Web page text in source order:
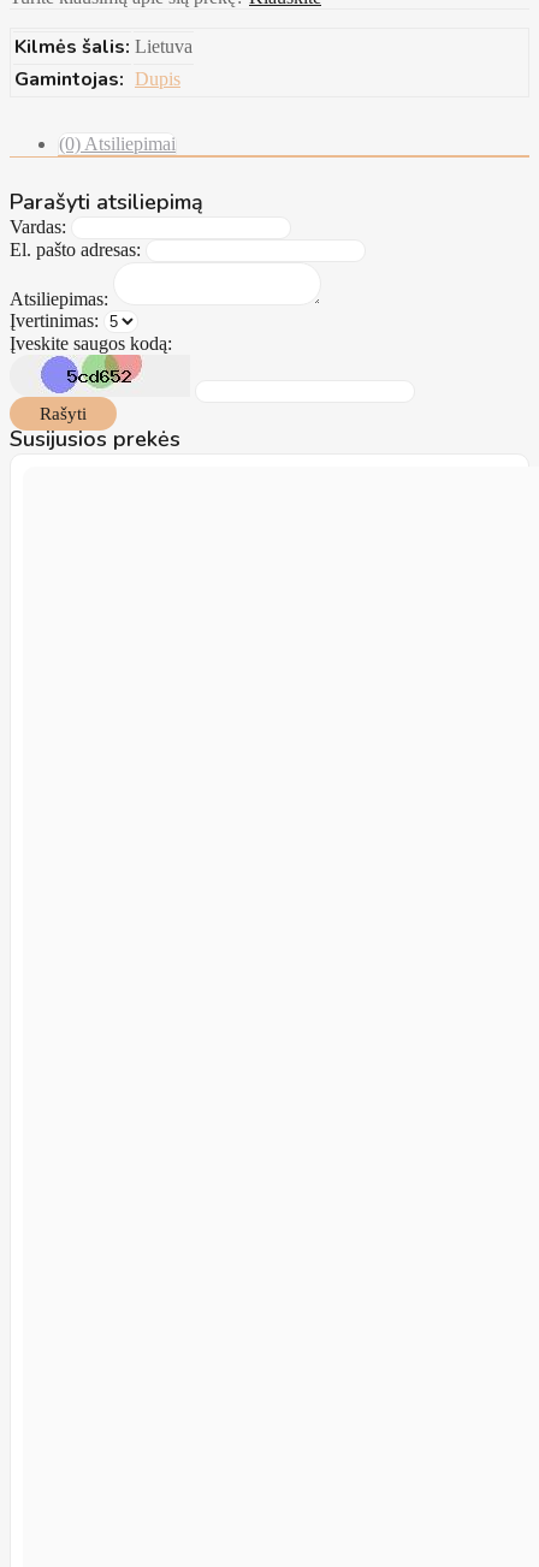
Kilmės šalis: Lietuva
Gamintojas: Dupis
(0) Atsiliepimai
Parašyti atsiliepimą
Vardas:
El. pašto adresas:
Atsiliepimas:
Įvertinimas:
Įveskite saugos kodą:
Rašyti
Susijusios prekės